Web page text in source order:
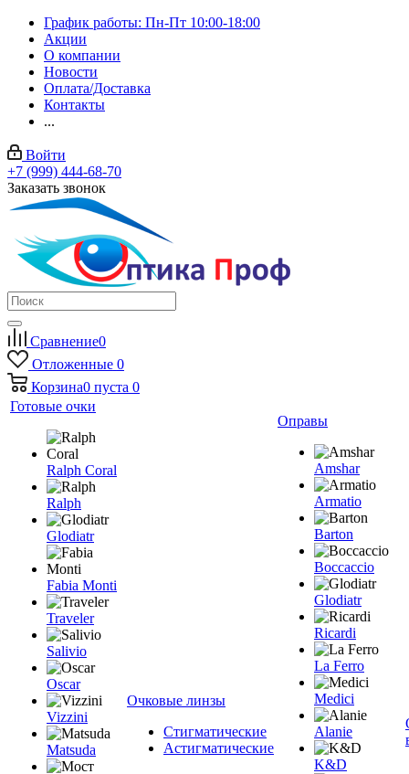
График работы: Пн-Пт 10:00-18:00
Акции
О компании
Новости
Оплата/Доставка
Контакты
...
Войти
+7 (999) 444-68-70
Заказать звонок
Сравнение0
Отложенные 0
Корзина0 пуста 0
Готовые очки
Ralph Coral
Ralph
Glodiatr
Fabia Monti
Traveler
Salivio
Oscar
Vizzini
Matsuda
Очковые линзы
Стигматические
Астигматические
Оправы
Amshar
Armatio
Barton
Boccaccio
Glodiatr
Ricardi
La Ferro
Medici
Alanie
K&D